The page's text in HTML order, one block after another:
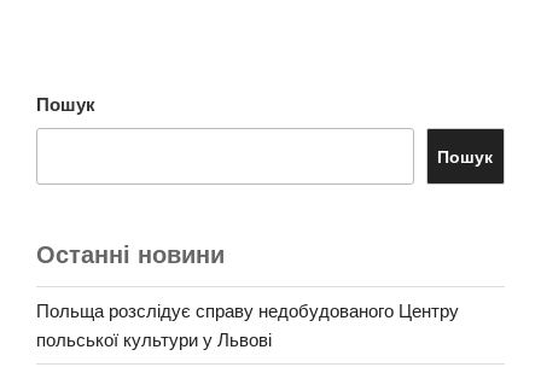
Пошук
Пошук
Останні новини
Польща розслідує справу недобудованого Центру
польської культури у Львові